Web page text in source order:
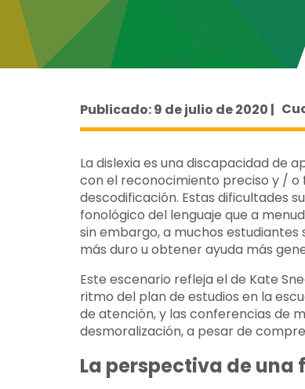
Publicado: 9 de julio de 2020 |
La dislexia es una discapacidad de
con el reconocimiento preciso y /
descodificación. Estas dificultades
fonológico del lenguaje que a
sin embargo, a muchos
más duro u obtener ayuda más
Este escenario refleja el de Kate
ritmo del plan de estudios en la
de atención, y las conferencias de
desmoralización, a pesar de
La perspectiva de una